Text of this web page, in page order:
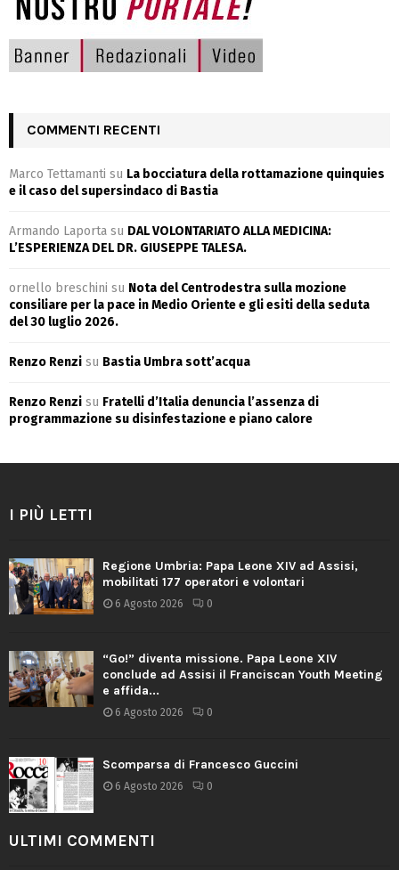
COMMENTI RECENTI
Marco Tettamanti su La bocciatura della rottamazione quinquies
e il caso del supersindaco di Bastia
Armando Laporta su DAL VOLONTARIATO ALLA MEDICINA:
L’ESPERIENZA DEL DR. GIUSEPPE TALESA.
ornello breschini su Nota del Centrodestra sulla mozione
consiliare per la pace in Medio Oriente e gli esiti della seduta
del 30 luglio 2026.
Renzo Renzi su Bastia Umbra sott’acqua
Renzo Renzi su Fratelli d’Italia denuncia l’assenza di
programmazione su disinfestazione e piano calore
I PIÙ LETTI
Regione Umbria: Papa Leone XIV ad Assisi,
mobilitati 177 operatori e volontari
6 Agosto 2026 0
“Go!” diventa missione. Papa Leone XIV
conclude ad Assisi il Franciscan Youth Meeting
e affida...
6 Agosto 2026 0
Scomparsa di Francesco Guccini
6 Agosto 2026 0
ULTIMI COMMENTI